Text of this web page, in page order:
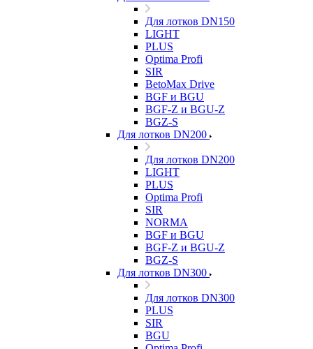
Для лотков DN150
LIGHT
PLUS
Optima Profi
SIR
BetoMax Drive
BGF и BGU
BGF-Z и BGU-Z
BGZ-S
Для лотков DN200
Для лотков DN200
LIGHT
PLUS
Optima Profi
SIR
NORMA
BGF и BGU
BGF-Z и BGU-Z
BGZ-S
Для лотков DN300
Для лотков DN300
PLUS
SIR
BGU